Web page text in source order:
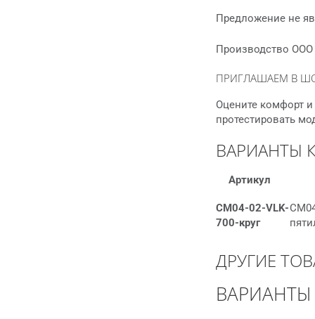
Предложение не
Производство ООО
ПРИГЛАШАЕМ В
Оцените комфорт
протестировать
ВАРИАНТЫ
Артикул
СМ04-02-VLK-
700-круг
ДРУГИЕ